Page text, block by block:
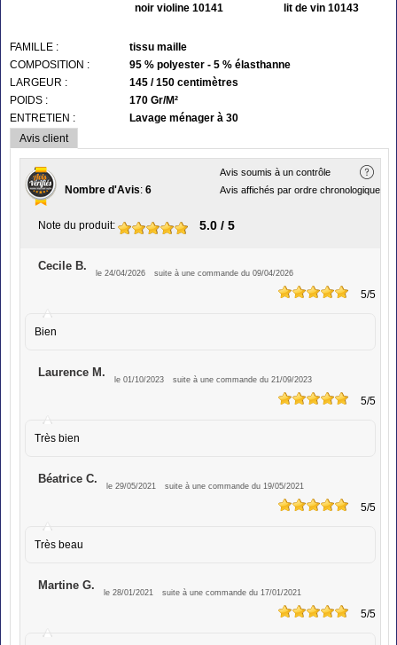
noir violine 10141
lit de vin 10143
FAMILLE :
tissu maille
COMPOSITION :
95 % polyester - 5 % élasthanne
LARGEUR :
145 / 150 centimètres
POIDS :
170 Gr/M²
ENTRETIEN :
Lavage ménager à 30
Avis client
Avis soumis à un contrôle
Avis affichés par ordre chronologique
Nombre d'Avis: 6
Note du produit: 5.0 / 5
Cecile B.
le 24/04/2026 suite à une commande du 09/04/2026
5/5
Bien
Laurence M.
le 01/10/2023 suite à une commande du 21/09/2023
5/5
Très bien
Béatrice C.
le 29/05/2021 suite à une commande du 19/05/2021
5/5
Très beau
Martine G.
le 28/01/2021 suite à une commande du 17/01/2021
5/5